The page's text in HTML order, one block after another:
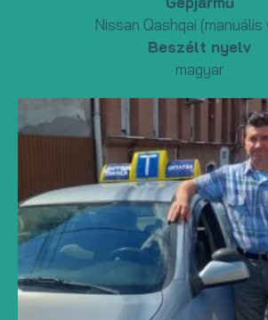
Nissan Qashqai
Beszélt nyelv
magyar